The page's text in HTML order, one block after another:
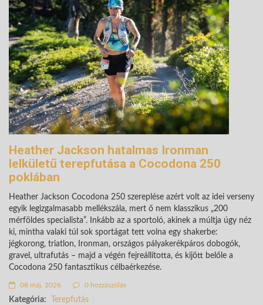
Heather Jackson hatalmas Ironman
lelkületű terepfutása a Cocodona 250
poklában
Heather Jackson Cocodona 250 szereplése azért volt az idei verseny
egyik legizgalmasabb mellékszála, mert ő nem klasszikus „200
mérföldes specialista”. Inkább az a sportoló, akinek a múltja úgy néz
ki, mintha valaki túl sok sportágat tett volna egy shakerbe:
jégkorong, triatlon, Ironman, országos pályakerékpáros dobogók,
gravel, ultrafutás – majd a végén fejreállította, és kijött belőle a
Cocodona 250 fantasztikus célbaérkezése.
08 máj. 2026 0 hozzászólás
Kategória: Terepfutás